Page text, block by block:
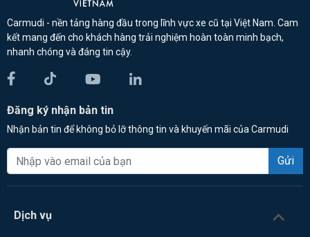
Carmudi - nền tảng hàng đầu trong lĩnh vực xe cũ tại Việt Nam. Cam
kết mang đến cho khách hàng trải nghiệm hoàn toàn minh bạch,
nhanh chóng và đáng tin cậy.
Đăng ký nhận bản tin
Nhận bản tin để không bỏ lỡ thông tin và khuyến mãi của Carmudi
Gửi
Dịch vụ